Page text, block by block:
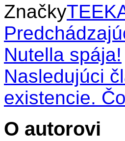
Značky
Nutella spája!
Nasledujúci
existencie.
O autorovi